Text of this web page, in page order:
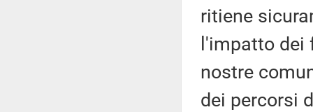
ritiene
l'impatto
nostre
dei percorsi